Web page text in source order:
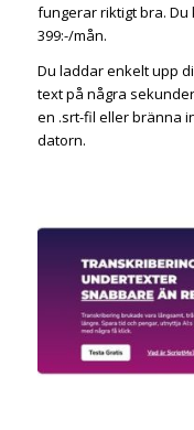
fungerar riktigt bra. Du
399:-/mån.
Du laddar enkelt upp
text på några
en .srt-fil eller bränna
datorn.